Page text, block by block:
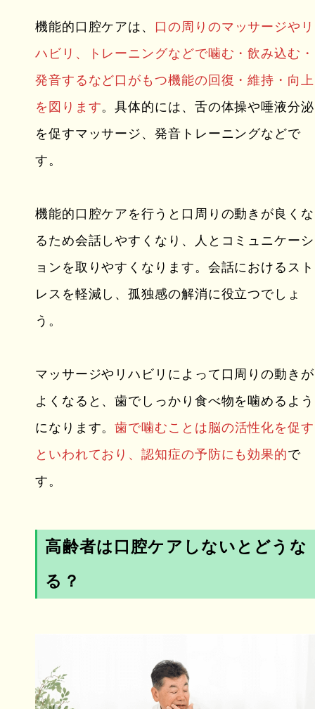
機能的口腔ケアは、 口の周りのマッサージやリ
ハビリ、トレーニングなどで噛む・飲み込む・
発音するなど口がもつ機能の回復・維持・向上
を図ります。具体的には、舌の体操や唾液分泌
を促すマッサージ、発音トレーニングなどで
す。
機能的口腔ケアを行うと口周りの動きが良くな
るため会話しやすくなり、人とコミュニケーシ
ョンを取りやすくなります。会話におけるスト
レスを軽減し、孤独感の解消に役立つでしょ
う。
マッサージやリハビリによって口周りの動きが
よくなると、歯でしっかり食べ物を噛めるよう
になります。歯で噛むことは脳の活性化を促す
といわれており、認知症の予防にも効果的で
す。
高齢者は口腔ケアしないとどうな
る？